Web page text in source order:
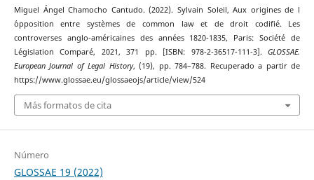
Miguel Ángel Chamocho Cantudo. (2022). Sylvain Soleil, Aux origines de l
´opposition entre systèmes de common law et de droit codifié. Les
controverses anglo-américaines des années 1820-1835, Paris: Société de
Législation Comparé, 2021, 371 pp. [ISBN: 978-2-36517-111-3].GLOSSAE.
European Journal of Legal History, (19), pp. 784–788. Recuperado a partir de
https://www.glossae.eu/glossaeojs/article/view/524
Más formatos de cita
Número
GLOSSAE 19 (2022)